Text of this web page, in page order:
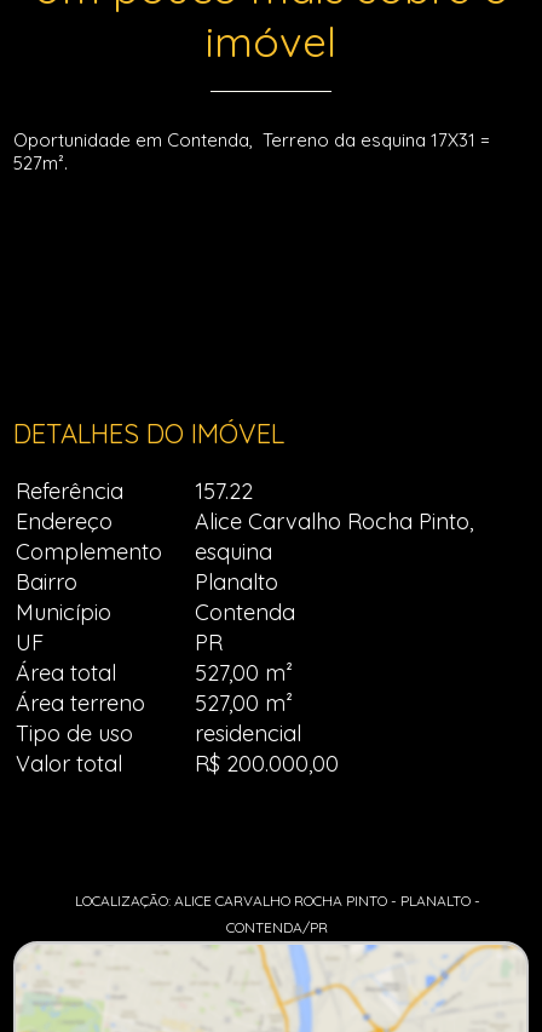
imóvel
Oportunidade em Contenda, Terreno da esquina 17X31 =
527m².
DETALHES DO IMÓVEL
Referência
157.22
Endereço
Alice Carvalho Rocha Pinto,
Complemento
esquina
Bairro
Planalto
Município
Contenda
UF
PR
Área total
527,00 m²
Área terreno
527,00 m²
Tipo de uso
residencial
Valor total
R$ 200.000,00
LOCALIZAÇÃO: ALICE CARVALHO ROCHA PINTO - PLANALTO -
CONTENDA/PR